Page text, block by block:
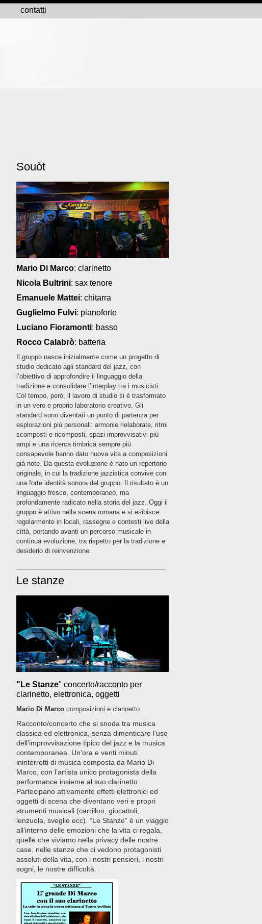
contatti
Souòt
Mario Di Marco: clarinetto
Nicola Bultrini: sax tenore
Emanuele Mattei: chitarra
Guglielmo Fulvi: pianoforte
Luciano Fioramonti: basso
Rocco Calabrò: batteria
Il gruppo nasce inizialmente come un progetto di
studio dedicato agli standard del jazz, con
l’obiettivo di approfondire il linguaggio della
tradizione e consolidare l’interplay tra i musicisti.
Col tempo, però, il lavoro di studio si è trasformato
in un vero e proprio laboratorio creativo. Gli
standard sono diventati un punto di partenza per
esplorazioni più personali: armonie rielaborate, ritmi
scomposti e ricomposti, spazi improvvisativi più
ampi e una ricerca timbrica sempre più
consapevole hanno dato nuova vita a composizioni
già note. Da questa evoluzione è nato un repertorio
originale, in cui la tradizione jazzistica convive con
una forte identità sonora del gruppo. Il risultato è un
linguaggio fresco, contemporaneo, ma
profondamente radicato nella storia del jazz. Oggi il
gruppo è attivo nella scena romana e si esibisce
regolarmente in locali, rassegne e contesti live della
città, portando avanti un percorso musicale in
continua evoluzione, tra rispetto per la tradizione e
desiderio di reinvenzione.
Le stanze
"Le Stanze" concerto/racconto per
clarinetto, elettronica, oggetti
Mario Di Marco composizioni e clarinetto
Racconto/concerto che si snoda tra musica
classica ed elettronica, senza dimenticare l’uso
dell’improvvisazione tipico del jazz e la musica
contemporanea. Un’ora e venti minuti
ininterrotti di musica composta da Mario Di
Marco, con l’artista unico protagonista della
performance insieme al suo clarinetto.
Partecipano attivamente effetti elettronici ed
oggetti di scena che diventano veri e propri
strumenti musicali (carrillon, giocattoli,
lenzuola, sveglie ecc). “Le Stanze” è un viaggio
all’interno delle emozioni che la vita ci regala,
quelle che viviamo nella privacy delle nostre
case, nelle stanze che ci vedono protagonisti
assoluti della vita, con i nostri pensieri, i nostri
sogni, le nostre difficoltà. .